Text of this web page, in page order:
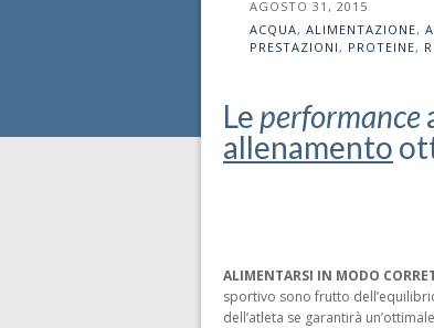
AGOSTO 31, 2015
ACQUA, ALIMENTAZIONE,
PRESTAZIONI, PROTEINE,
Le performance
allenamento
ALIMENTARSI IN MODO
sportivo sono frutto
dell’atleta se garantirà